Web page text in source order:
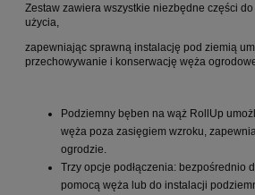
Zestaw zawiera wszystkie niezbędne części
użycia,
zapewniając sprawną instalację pod ziemią
przechowywanie i konserwację węża
Podziemny bęben na wąż RollUp
węża poza zasięgiem wzroku,
ogrodzie.
Trzy opcje podłączenia: bezpośrednio
pomocą węża lub do instalacji